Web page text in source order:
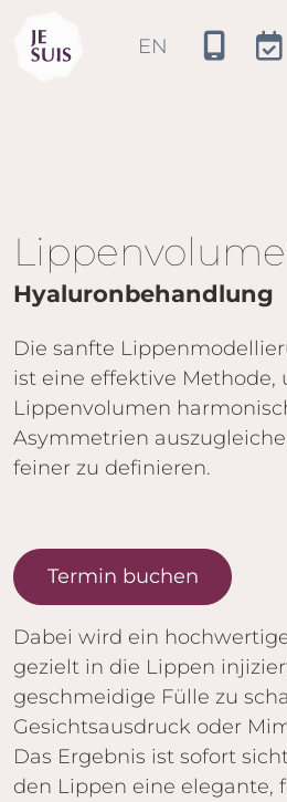
Sprache
EN
Hyaluron­behandlung
Die sanfte
ist eine effektive Methode,
Lippenvolumen
Asymmetrien
feiner zu definieren.
Termin buchen
Dabei wird ein
gezielt in die Lippen
geschmeidige Fülle zu
Gesichtsausdruck oder
Das Ergebnis ist sofort
den Lippen eine elegante,